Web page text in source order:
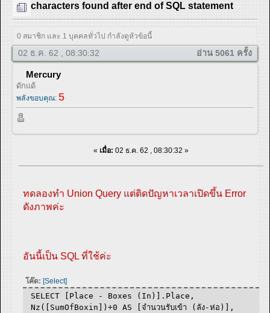
characters found after end of SQL statement
0 สมาชิก และ 1 บุคคลทั่วไป กำลังดูหัวข้อนี้
02 ธ.ค. 62 , 08:30:32 อ่าน 5061 ครั้ง
Mercury
ดักแด้
พลังขอบคุณ: 5
« เมื่อ: 02 ธ.ค. 62 , 08:30:32 »
ทดลองทำ Union Query แต่ติดปัญหาเวลาเปิดขึ้น Error
ดังภาพค่ะ
อันนี้เป็น SQL ที่ใช้ค่ะ
โค๊ด: [Select]
SELECT [Place - Boxes (In)].Place,
Nz([SumOfBoxin])+0 AS [จำนวนรับเข้า (ลัง-ห่อ)],